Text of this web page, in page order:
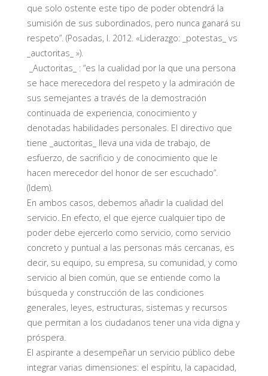
que solo ostente este tipo de poder obtendrá la
sumisión de sus subordinados, pero nunca ganará su
respeto”. (Posadas, I. 2012. «Liderazgo: _potestas_ vs
_auctoritas_ »).
_Auctoritas_ : “es la cualidad por la que una persona
se hace merecedora del respeto y la admiración de
sus semejantes a través de la demostración
continuada de experiencia, conocimiento y
denotadas habilidades personales. El directivo que
tiene _auctoritas_ lleva una vida de trabajo, de
esfuerzo, de sacrificio y de conocimiento que le
hacen merecedor del honor de ser escuchado”.
(Idem).
En ambos casos, debemos añadir la cualidad del
servicio. En efecto, el que ejerce cualquier tipo de
poder debe ejercerlo como servicio, como servicio
concreto y puntual a las personas más cercanas, es
decir, su equipo, su empresa, su comunidad, y como
servicio al bien común, que se entiende como la
búsqueda y construcción de las condiciones
generales, leyes, estructuras, sistemas y recursos
que permitan a los ciudadanos tener una vida digna y
próspera.
El aspirante a desempeñar un servicio público debe
integrar varias dimensiones: el espíritu, la capacidad,